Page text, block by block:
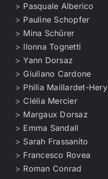
> Pasquale Alberico
> Pauline Schopfer
> Mina Schürer
> Ilonna Tognetti
>Yann Dorsaz
> Giuliano Cardone
> Philia Maillardet-Hery
> Clélia Mercier
> Margaux Dorsaz
> Emma Sandall
> Sarah Frassanito
> Francesco Rovea
> Roman Conrad